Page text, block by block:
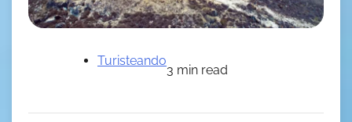
Turisteando
3 min read